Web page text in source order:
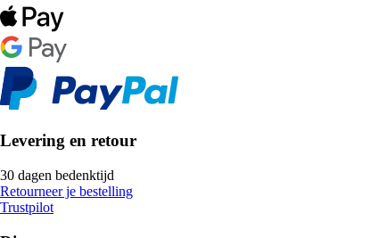
Levering en retour
30 dagen bedenktijd
Retourneer je bestelling
Trustpilot